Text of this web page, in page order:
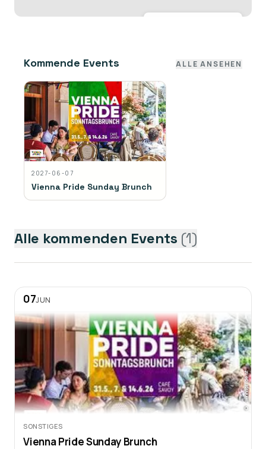
Kommende Events ALLE ANSEHEN
2027-06-07
Vienna Pride Sunday Brunch
Alle kommenden Events (1)
07JUN
© viennapride.at
SONSTIGES
Vienna Pride Sunday Brunch